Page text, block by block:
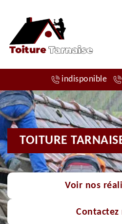
indisponible
TOITURE
Voir nos
Contactez